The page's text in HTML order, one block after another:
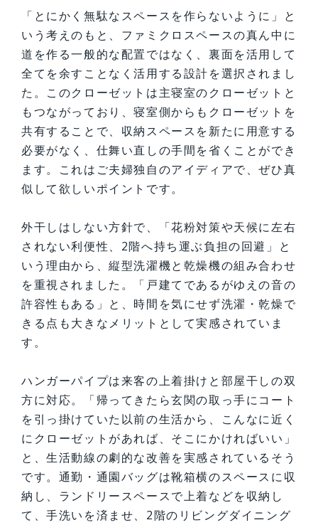
「とにかく無駄なスペースを作らないように」と
いう考えのもと、ファミクロスペースの真ん中に
道を作る一般的な配置ではなく、裏面を活用して
全てを余すことなく活用する設計を選択されまし
た。このクローゼットは主寝室のクローゼットと
もつながっており、寝室側からもクローゼットを
共有することで、収納スペースを新たに用意する
必要がなく、仕舞い直しの手間を省くことができ
ます。これはご夫婦独自のアイディアで、ぜひ真
似して欲しいポイントです。
外干しはしない方針で、「花粉対策や天候に左右
されない利便性、2階へ持ち運ぶ負担の回避」と
いう理由から、縦型洗濯機と乾燥機の組み合わせ
を重視されました。「戸建てであるがゆえの音の
許容性もある」と、時間を気にせず洗濯・乾燥で
きる点も大きなメリットとして実感されていま
す。
ハンガーパイプは来客の上着掛けと部屋干しの双
方に対応。「帰ってきたら玄関の取っ手にコート
を引っ掛けていた以前の生活から、こんなに近く
にクローゼットがあれば、そこにかければいい」
と、生活動線の劇的な改善を実感されているそう
です。通勤・通園バッグは靴箱横のスペースに収
納し、ランドリースペースで上着などを収納し
て、手洗いを済ませ、2階のリビングダイニング